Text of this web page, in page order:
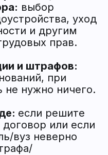
выбор
уход
и другим
прав.
и штрафов:
при
не нужно ничего.
если решите
или если
вуз неверно